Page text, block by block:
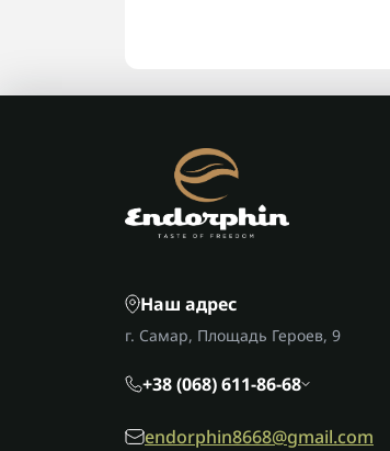
Наш адрес
г. Самар, Площадь Героев, 9
+38 (068) 611-86-68
endorphin8668@gmail.com